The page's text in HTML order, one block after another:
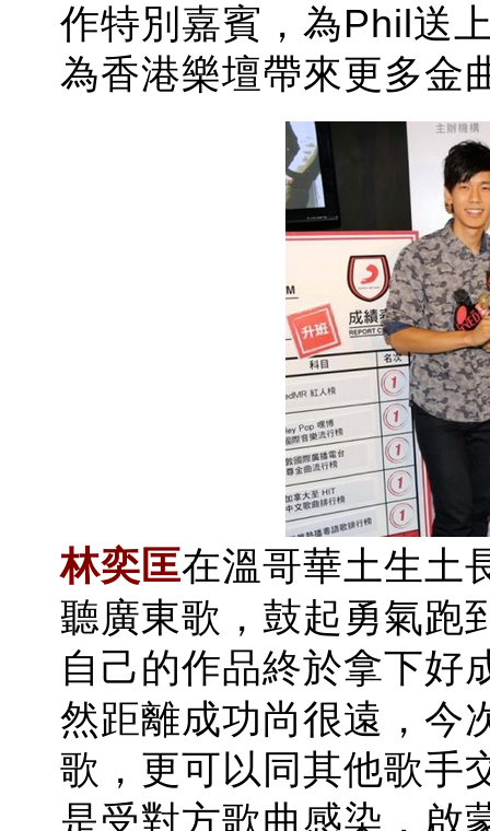
作特別嘉賓，為Phil送
為香港樂壇帶來更多金
林奕匡在溫哥華土生土
聽廣東歌，鼓起勇氣跑
自己的作品終於拿下好
然距離成功尚很遠，今
歌，更可以同其他歌手
是受對方歌曲感染，啟